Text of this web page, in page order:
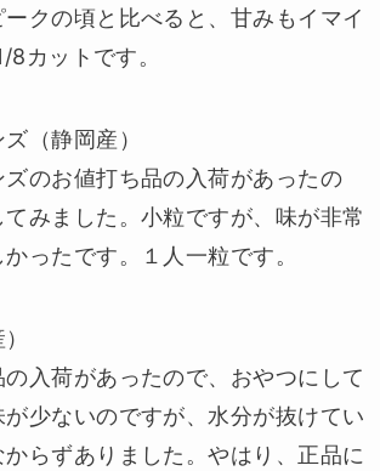
クの頃と比べると、甘みもイマイ
8カットです。
（静岡産）
のお値打ち品の入荷があったの
みました。小粒ですが、味が非常
ったです。１人一粒です。
入荷があったので、おやつにして
少ないのですが、水分が抜けてい
らずありました。やはり、正品に